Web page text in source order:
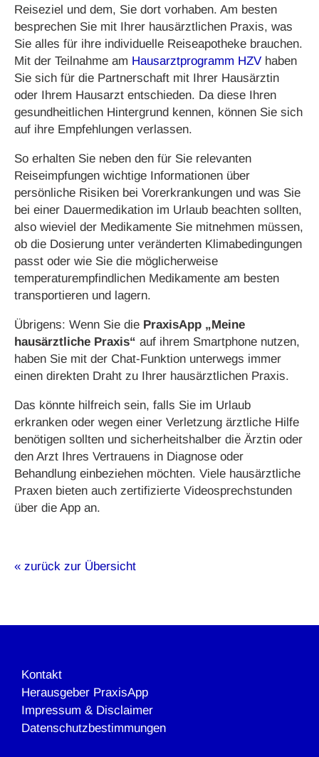
Reiseziel und dem, Sie dort vorhaben. Am besten
besprechen Sie mit Ihrer hausärztlichen Praxis, was
Sie alles für ihre individuelle Reiseapotheke brauchen.
Mit der Teilnahme am Hausarztprogramm HZV haben
Sie sich für die Partnerschaft mit Ihrer Hausärztin
oder Ihrem Hausarzt entschieden. Da diese Ihren
gesundheitlichen Hintergrund kennen, können Sie sich
auf ihre Empfehlungen verlassen.
So erhalten Sie neben den für Sie relevanten
Reiseimpfungen wichtige Informationen über
persönliche Risiken bei Vorerkrankungen und was Sie
bei einer Dauermedikation im Urlaub beachten sollten,
also wieviel der Medikamente Sie mitnehmen müssen,
ob die Dosierung unter veränderten Klimabedingungen
passt oder wie Sie die möglicherweise
temperaturempfindlichen Medikamente am besten
transportieren und lagern.
Übrigens: Wenn Sie die PraxisApp „Meine
hausärztliche Praxis“ auf ihrem Smartphone nutzen,
haben Sie mit der Chat-Funktion unterwegs immer
einen direkten Draht zu Ihrer hausärztlichen Praxis.
Das könnte hilfreich sein, falls Sie im Urlaub
erkranken oder wegen einer Verletzung ärztliche Hilfe
benötigen sollten und sicherheitshalber die Ärztin oder
den Arzt Ihres Vertrauens in Diagnose oder
Behandlung einbeziehen möchten. Viele hausärztliche
Praxen bieten auch zertifizierte Videosprechstunden
über die App an.
« zurück zur Übersicht
Kontakt
Herausgeber PraxisApp
Impressum & Disclaimer
Datenschutzbestimmungen